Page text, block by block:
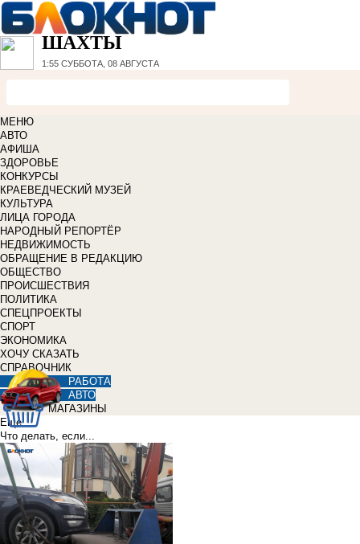
ШАХТЫ
1:55 СУББОТА, 08 АВГУСТА
МЕНЮ
АВТО
АФИША
ЗДОРОВЬЕ
КОНКУРСЫ
КРАЕВЕДЧЕСКИЙ МУЗЕЙ
КУЛЬТУРА
ЛИЦА ГОРОДА
НАРОДНЫЙ РЕПОРТЁР
НЕДВИЖИМОСТЬ
ОБРАЩЕНИЕ В РЕДАКЦИЮ
ОБЩЕСТВО
ПРОИСШЕСТВИЯ
ПОЛИТИКА
СПЕЦПРОЕКТЫ
СПОРТ
ЭКОНОМИКА
ХОЧУ СКАЗАТЬ
СПРАВОЧНИК
РАБОТА
АВТО
МАГАЗИНЫ
Еще
Что делать, если...